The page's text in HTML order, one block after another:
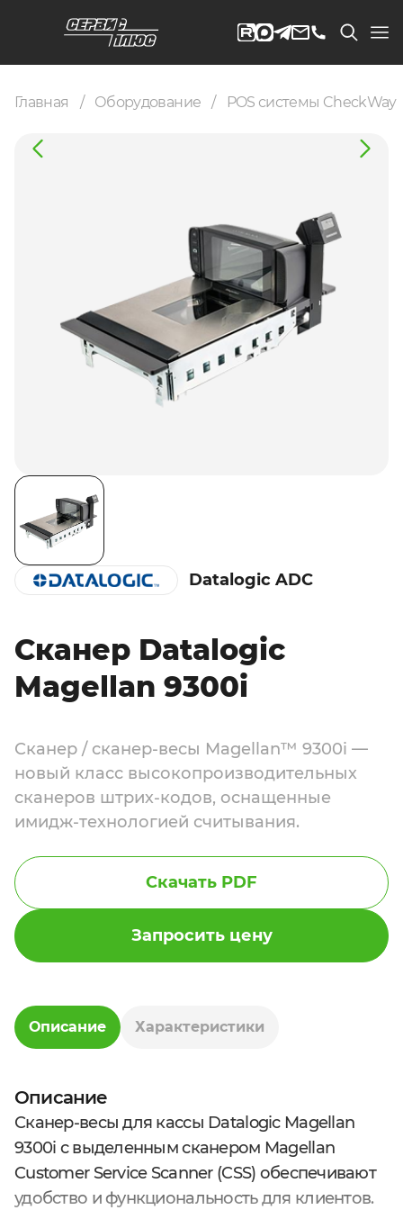
Главная Оборудование POS системы CheckWay
Datalogic ADC
Сканер Datalogic
Magellan 9300i
Сканер / сканер-весы Magellan™ 9300i —
новый класс высокопроизводительных
сканеров штрих-кодов, оснащенные
имидж-технологией считывания.
Запросить цену
Скачать PDF
Описание Характеристики
Описание
Сканер-весы для кассы Datalogic Magellan
9300i с выделенным сканером Magellan
Customer Service Scanner (CSS) обеспечивают
удобство и функциональность для клиентов.